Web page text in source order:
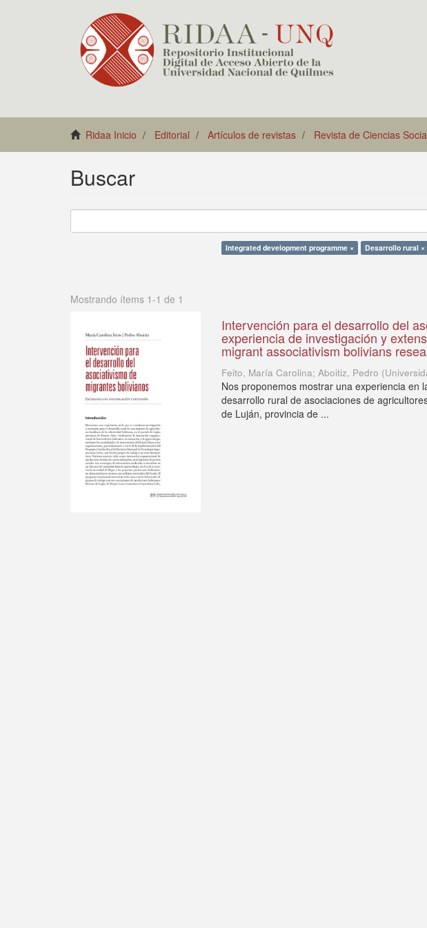
Ridaa Inicio Editorial Artículos de revistas Revista de Ciencias
Buscar
Integrated development programme × Desarrollo rural ×
Mostrando ítems 1-1 de 1
Intervención para el desarrollo del
experiencia de investigación y
migrant associativism bolivians
Feito, María Carolina; Aboitiz, Pedro (
Nos proponemos mostrar una experiencia en
desarrollo rural de asociaciones de
de Luján, provincia de ...